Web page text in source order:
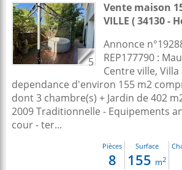
5
Vente maison
VILLE ( 34130 -
Annonce
REP177790 :
Centre ville,
dependance d'environ 155 m2
dont 3 chambre(s) + Jardin de 402
2009 Traditionnelle - Equipements
cour - ter...
Pièces
8
Surface
155 m2